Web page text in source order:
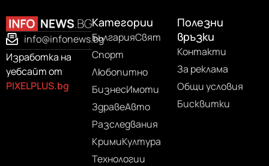
info@infonews.bg
Изработка на
уебсайт от
PIXELPLUS.bg
Категории
БългарияСвят
Спорт
Любопитно
БизнесИмоти
ЗдравеАвто
Разследвания
КримиКултура
Технологии
Полезни
връзки
Контакти
За реклама
Общи условия
Бисквитки